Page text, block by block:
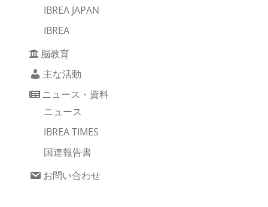
IBREA JAPAN
IBREA
脳教育
主な活動
ニュース・資料
ニュース
IBREA TIMES
国連報告書
お問い合わせ